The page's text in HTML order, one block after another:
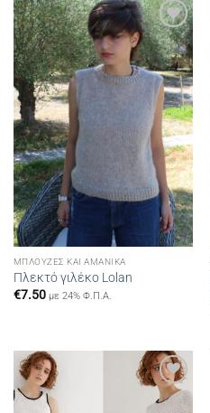
Add to
wishlist
ΜΠΛΟΎΖΕΣ ΚΑΙ ΑΜΆΝΙΚΑ
Πλεκτό γιλέκο Lolan
€7.50 με 24% Φ.Π.Α.
Add to
wishlist